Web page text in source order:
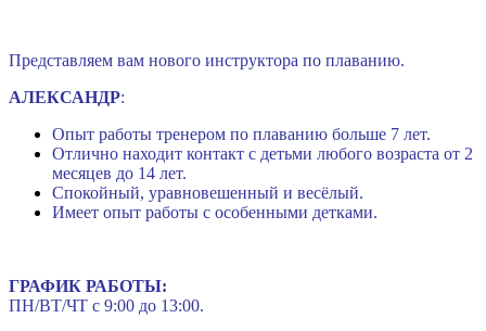
Представляем вам нового инструктора по плаванию.
АЛЕКСАНДР:
Опыт работы тренером по плаванию больше 7 лет.
Отлично находит контакт с детьми любого возраста от 2
месяцев до 14 лет.
Спокойный, уравновешенный и весёлый.
Имеет опыт работы с особенными детками.
ГРАФИК РАБОТЫ:
ПН/ВТ/ЧТ с 9:00 до 13:00.